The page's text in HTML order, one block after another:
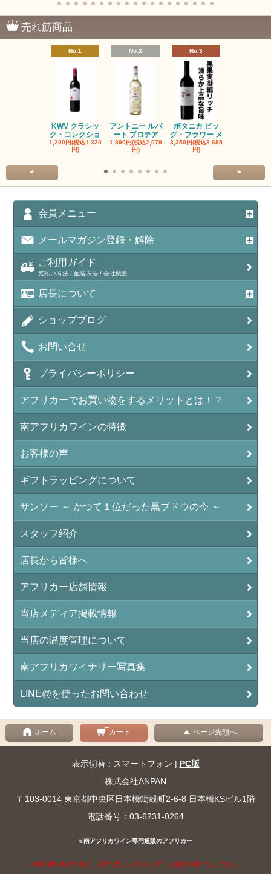
売れ筋商品
No.1
KWV クラシッ
ク・コレクショ
1,200円(税込1,320
円)
No.2
アントニー ルパ
ート プロテア
1,890円(税込2,079
円)
No.3
ボタニカ ビッ
グ・フラワー メ
3,350円(税込3,685
円)
< >
会員メニュー
メールマガジン登録・解除
ご利用ガイド
支払い方法 / 配送方法 / 会社概要
店長について
ショップブログ
お問い合せ
プライバシーポリシー
アフリカーでお買い物をするメリットとは！？
南アフリカワインの特徴
お客様の声
ギフトラッピングについて
サンソー ～ かつて１位だった黒ブドウの今 ～
スタッフ紹介
店長から皆様へ
アフリカー店舗情報
当店メディア掲載情報
当店の温度管理について
南アフリカワイナリー写真集
LINE@を使ったお問い合わせ
ホーム カート ページ先頭へ
表示切替 : スマートフォン | PC版
株式会社ANPAN
〒103-0014 東京都中央区日本橋蛎殻町2-6-8 日本橋KSビル1階
電話番号：03-6231-0264
©南アフリカワイン専門通販のアフリカー
20歳未満の者の飲酒は、法律で禁じられています。お酒は20歳になってから。